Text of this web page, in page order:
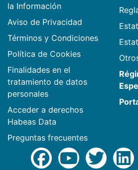
la Información
Aviso de Privacidad
Términos y Condiciones
Política de Cookies
Finalidades en el
tratamiento de datos
personales
Acceder a derechos
Habeas Data
Preguntas frecuentes